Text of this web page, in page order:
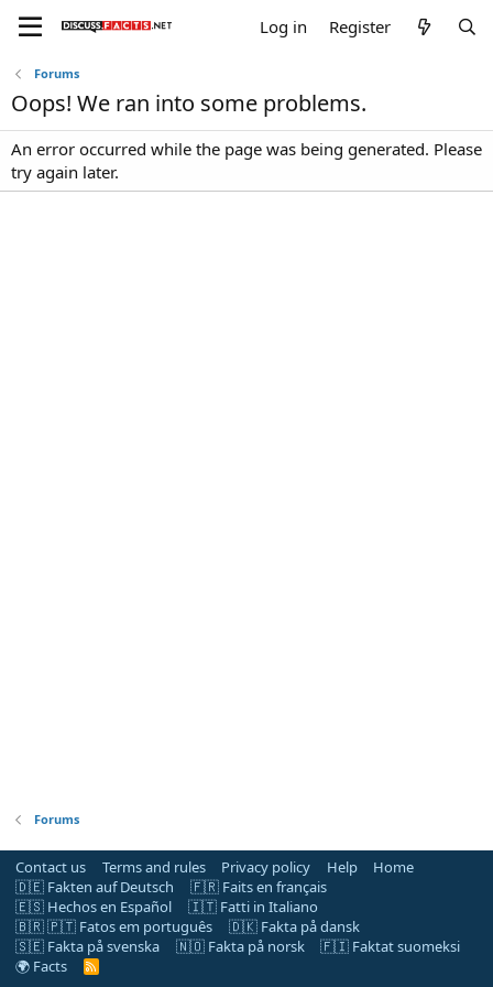
Log in Register
Forums
Oops! We ran into some problems.
An error occurred while the page was being generated. Please
try again later.
Forums
Contact us Terms and rules Privacy policy Help
Home
🇩🇪 Fakten auf Deutsch
🇫🇷 Faits en français
🇪🇸 Hechos en Español
🇮🇹 Fatti in Italiano
🇧🇷 🇵🇹 Fatos em português
🇩🇰 Fakta på dansk
🇸🇪 Fakta på svenska
🇳🇴 Fakta på norsk
🇫🇮 Faktat suomeksi
🌍 Facts
R